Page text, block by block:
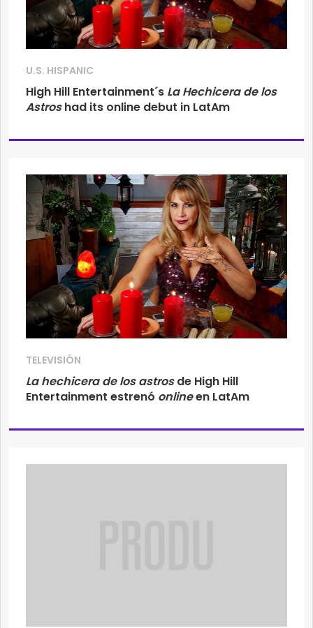
U.S. HISPANIC
High Hill Entertainment´s La Hechicera delos
Astroshad its online debut in LatAm
TELEVISIÓN
La hechicera de los astrosde High Hill
Entertainment estrenó onlineen LatAm